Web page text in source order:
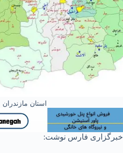
استان مازندران
خبرگزاری فارس نوشت: